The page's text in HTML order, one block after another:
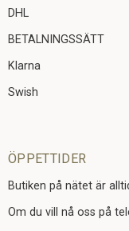
DHL
BETALNINGSSÄTT
Klarna
Swish
ÖPPETTIDER
Butiken på nätet är
Om du vill nå oss på